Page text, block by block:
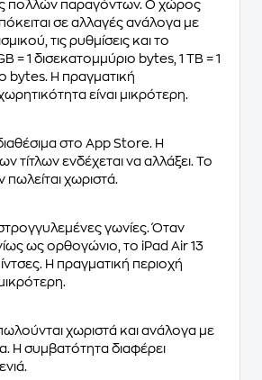
πολλών παραγόντων. Ο χώρος
σε αλλαγές ανάλογα με
τις ρυθμίσεις και το
= 1 δισεκατομμύριο bytes, 1 TB = 1
bytes. Η πραγματική
είναι μικρότερη.
στο App Store. Η
τίτλων ενδέχεται να αλλάξει. Το
πωλείται χωριστά.
γωνίες. Όταν
ως ορθογώνιο, το iPad Air 13
ίντσες. Η πραγματική περιοχή
χωριστά και ανάλογα με
Η συμβατότητα διαφέρει